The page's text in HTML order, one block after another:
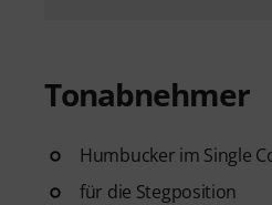
Tonabnehmer
Humbucker im Single
für die Stegposition